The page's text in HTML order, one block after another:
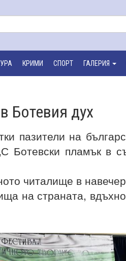
КРИМИ СПОРТ ГАЛЕРИЯ
Ботевия дух
пазители на
Ботевски пламък в
читалище в
на страната,